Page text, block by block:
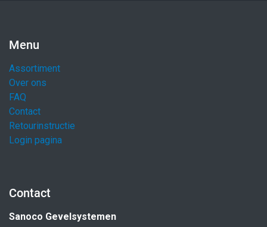
Menu
Assortiment
Over ons
FAQ
Contact
Retourinstructie
Login pagina
Contact
Sanoco Gevelsystemen